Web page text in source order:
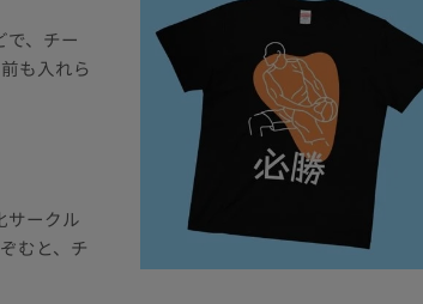
で、チー
も入れら
サークル
むと、チ